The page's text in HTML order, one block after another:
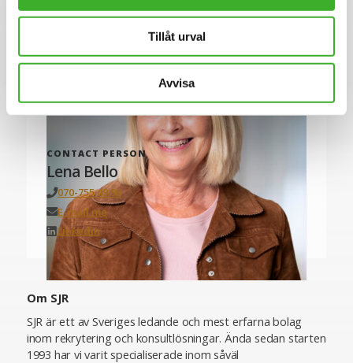
Tillåt urval
Avvisa
CONTACT PERSON
Lena Bello
070-755 49 96
E-mail me
Linkedin
Om SJR
SJR är ett av Sveriges ledande och mest erfarna bolag
inom rekrytering och konsultlösningar. Ända sedan starten
1993 har vi varit specialiserade inom såväl